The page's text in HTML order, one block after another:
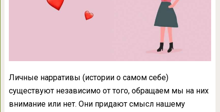
Личные нарративы (истории о самом себе)
существуют независимо от того, обращаем мы на них
внимание или нет. Они придают смысл нашему